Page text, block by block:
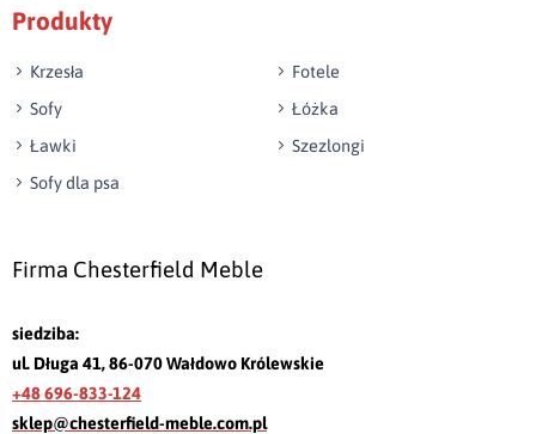
Produkty
Krzesła
Fotele
Sofy
Łóżka
Ławki
Szezlongi
Sofy dla psa
Firma Chesterfield Meble
siedziba:
ul. Długa 41, 86-070 Wałdowo Królewskie
+48 696-833-124
sklep@chesterfield-meble.com.pl